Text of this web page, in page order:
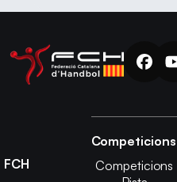
FCH
Competicions
Competicions